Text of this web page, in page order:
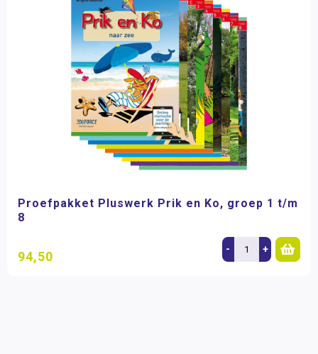
Proefpakket Pluswerk Prik en Ko, groep 1 t/m
8
94,50 - +